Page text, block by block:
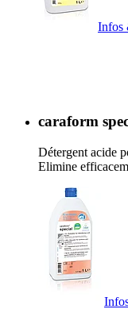
Infos
caraform
Détergent acide
Elimine